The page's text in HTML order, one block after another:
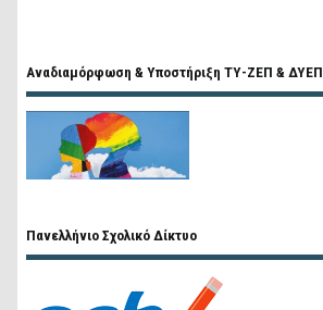
Αναδιαμόρφωση & Υποστήριξη ΤΥ-ΖΕΠ & ΔΥΕΠ
Πανελλήνιο Σχολικό Δίκτυο